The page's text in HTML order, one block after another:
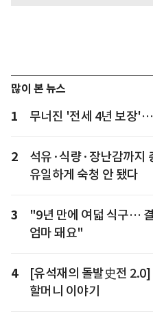
많이 본 뉴스
1 무너진 '전세 4년 보장
2
석유·식량·장난감까지
유일하게 숙청 안 됐다
3
"9년 만에 여덟 식구…
엄마 돼요"
4
[유석재의 돌발史전
할머니 이야기